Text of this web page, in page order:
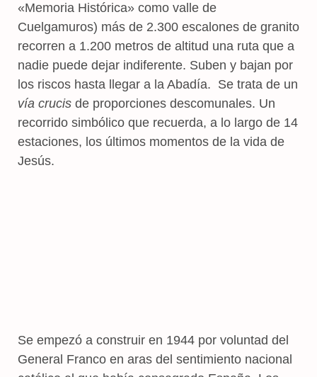
«Memoria Histórica» como valle de
Cuelgamuros) más de 2.300 escalones de granito
recorren a 1.200 metros de altitud una ruta que a
nadie puede dejar indiferente. Suben y bajan por
los riscos hasta llegar a la Abadía. Se trata de un
vía crucis de proporciones descomunales. Un
recorrido simbólico que recuerda, a lo largo de 14
estaciones, los últimos momentos de la vida de
Jesús.
Se empezó a construir en 1944 por voluntad del
General Franco en aras del sentimiento nacional